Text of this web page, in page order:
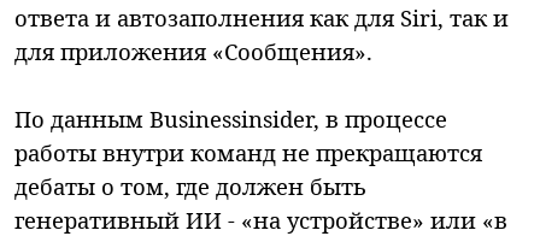
ответа и автозаполнения как для Siri, так и
для приложения «Сообщения».
По данным Businessinsider, в процессе
работы внутри команд не прекращаются
дебаты о том, где должен быть
генеративный ИИ - «на устройстве» или «в